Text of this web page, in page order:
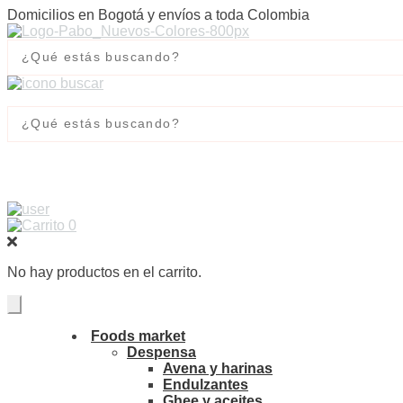
Domicilios en Bogotá y envíos a toda Colombia
0
No hay productos en el carrito.
Foods market
Despensa
Avena y harinas
Endulzantes